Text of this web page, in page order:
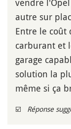
vendre
autre sur
Entre le coût
carburant et
garage
solution la
même si ça
☑️ Réponse